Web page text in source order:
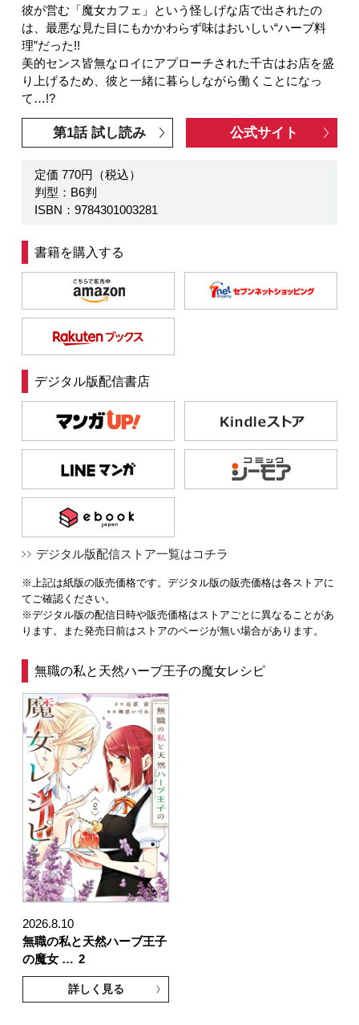
彼が営む「魔女カフェ」という怪しげな店で出されたの
は、最悪な見た目にもかかわらず味はおいしい“ハーブ料
理”だった!!
美的センス皆無なロイにアプローチされた千古はお店を盛
り上げるため、彼と一緒に暮らしながら働くことになっ
て…!?
第1話 試し読み 公式サイト
定価 770円（税込）
判型：B6判
ISBN：9784301003281
書籍を購入する
デジタル版配信書店
デジタル版配信ストア一覧はコチラ
※上記は紙版の販売価格です。デジタル版の販売価格は各ストアに
てご確認ください。
※デジタル版の配信日時や販売価格はストアごとに異なることがあ
ります。また発売日前はストアのページが無い場合があります。
無職の私と天然ハーブ王子の魔女レシピ
2026.8.10
無職の私と天然ハーブ王子
の魔女 … 2
詳しく見る